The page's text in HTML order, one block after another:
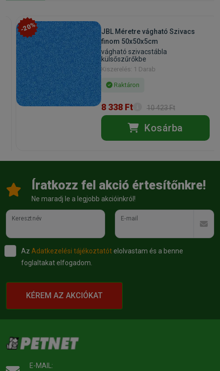
-20%
JBL Méretre vágható Szivacs
finom 50x50x5cm
vágható szivacstábla
külsőszűrőkbe
Kiszerelés: 1 Darab
Raktáron
8 338 Ft 10 423 Ft
Kosárba
Íratkozz fel akció értesítőnkre!
Ne maradj le a legjobb akcióinkról!
Keresztnév E-mail
Az Adatkezelési tájékoztatót elolvastam és a benne
foglaltakat elfogadom.
KÉREM AZ AKCIÓKAT
E-MAIL: